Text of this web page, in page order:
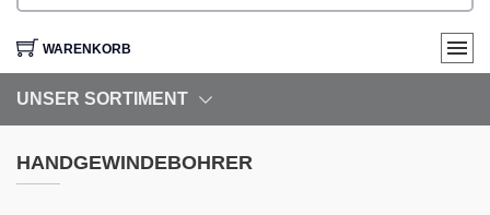
WARENKORB
UNSER SORTIMENT
HANDGEWINDEBOHRER